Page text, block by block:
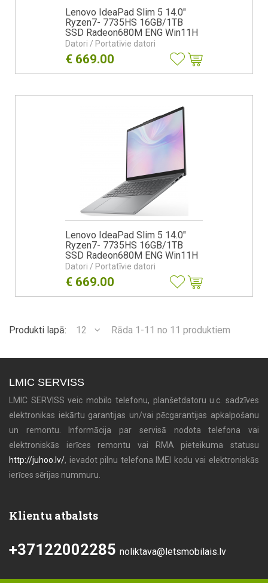
Lenovo IdeaPad Slim 5 14.0"
Ryzen7- 7735HS 16GB/1TB
SSD Radeon680M ENG Win11H
Luna Grey
Datori / Portatīvie datori
€ 669.00
Lenovo IdeaPad Slim 5 14.0"
Ryzen7- 7735HS 16GB/1TB
SSD Radeon680M ENG Win11H
Luna Grey
Datori / Portatīvie datori
€ 669.00
Produkti lapā: 12 Rāda 1-11 no 11 produktiem
LMIC SERVISS
LMIC SERVISS veic mobilo telefonu, planšetdatoru u.c. sadzīves
elektronikas iekārtu garantijas un/vai pēcgarantijas apkalpošanu
un remontu. Informācija par servisā nodota telefona vai
elektroniskās ierīces remontu vai RMA pieteikuma statusu
http://juhoo.lv/, ievadot pilnu telefona IMEI kodu vai elektroniskās
ierīces sērijas nummuru.
Klientu atbalsts
+37122002285 noliktava@letsmobilais.lv